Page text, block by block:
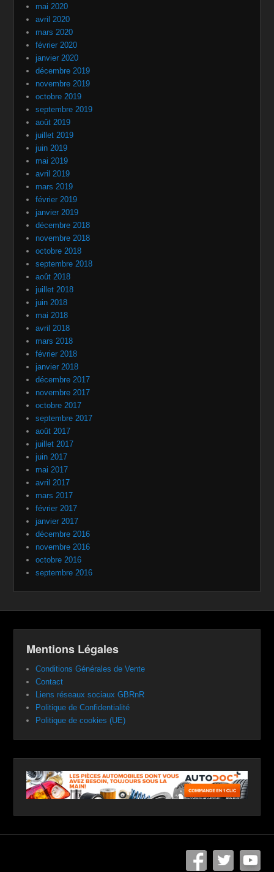
mai 2020
avril 2020
mars 2020
février 2020
janvier 2020
décembre 2019
novembre 2019
octobre 2019
septembre 2019
août 2019
juillet 2019
juin 2019
mai 2019
avril 2019
mars 2019
février 2019
janvier 2019
décembre 2018
novembre 2018
octobre 2018
septembre 2018
août 2018
juillet 2018
juin 2018
mai 2018
avril 2018
mars 2018
février 2018
janvier 2018
décembre 2017
novembre 2017
octobre 2017
septembre 2017
août 2017
juillet 2017
juin 2017
mai 2017
avril 2017
mars 2017
février 2017
janvier 2017
décembre 2016
novembre 2016
octobre 2016
septembre 2016
Mentions Légales
Conditions Générales de Vente
Contact
Liens réseaux sociaux GBRnR
Politique de Confidentialité
Politique de cookies (UE)